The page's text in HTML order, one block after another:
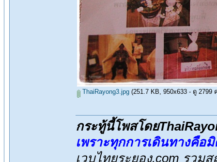
ThaiRayong3.jpg (251.7 KB, 950x633 - ดู 2799
กระทู้นี้โพสโดย
เพราะทุกการเดินทางคือ
เวบไทยระยอง.com รว